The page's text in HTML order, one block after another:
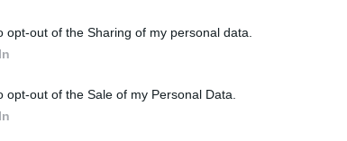
opt-out of the Sharing of my personal data.
opt-out of the Sale of my Personal Data.